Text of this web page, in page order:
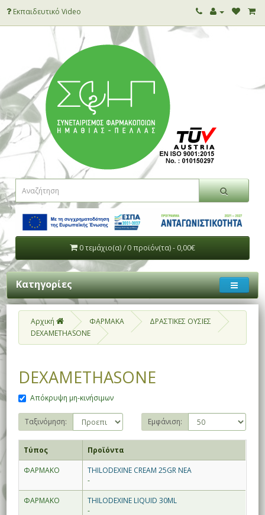
Εκπαιδευτικό Video
0 τεμάχιο(α) / 0 προϊόν(τα) - 0,00€
Κατηγορίες
Αρχική ΦΑΡΜΑΚΑ
ΔΡΑΣΤΙΚΕΣ ΟΥΣΙΕΣ
DEXAMETHASONE
DEXAMETHASONE
Απόκρυψη μη-κινήσιμων
Ταξινόμηση: Εμφάνιση:
Τύπος
Προϊόντα
ΦΑΡΜΑΚΟ
THILODEXINE CREAM 25GR ΝΕΑ
-
ΦΑΡΜΑΚΟ
THILODEXINE LIQUID 30ML
-